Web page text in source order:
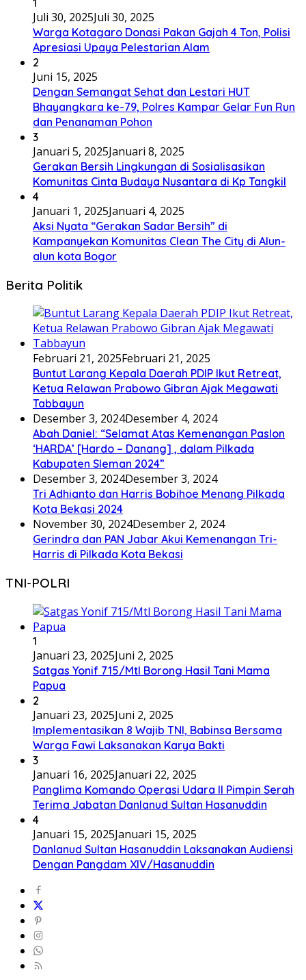
Juli 30, 2025Juli 30, 2025
Warga Kotagaro Donasi Pakan Gajah 4 Ton, Polisi
Apresiasi Upaya Pelestarian Alam
2
Juni 15, 2025
Dengan Semangat Sehat dan Lestari HUT
Bhayangkara ke-79, Polres Kampar Gelar Fun Run
dan Penanaman Pohon
3
Januari 5, 2025Januari 8, 2025
Gerakan Bersih Lingkungan di Sosialisasikan
Komunitas Cinta Budaya Nusantara di Kp Tangkil
4
Januari 1, 2025Januari 4, 2025
Aksi Nyata “Gerakan Sadar Bersih” di
Kampanyekan Komunitas Clean The City di Alun-
alun kota Bogor
Berita Politik
Februari 21, 2025Februari 21, 2025
Buntut Larang Kepala Daerah PDIP Ikut Retreat,
Ketua Relawan Prabowo Gibran Ajak Megawati
Tabbayun
Desember 3, 2024Desember 4, 2024
Abah Daniel: “Selamat Atas Kemenangan Paslon
‘HARDA’ [Hardo – Danang] , dalam Pilkada
Kabupaten Sleman 2024”
Desember 3, 2024Desember 3, 2024
Tri Adhianto dan Harris Bobihoe Menang Pilkada
Kota Bekasi 2024
November 30, 2024Desember 2, 2024
Gerindra dan PAN Jabar Akui Kemenangan Tri-
Harris di Pilkada Kota Bekasi
TNI-POLRI
1
Januari 23, 2025Juni 2, 2025
Satgas Yonif 715/Mtl Borong Hasil Tani Mama
Papua
2
Januari 23, 2025Juni 2, 2025
Implementasikan 8 Wajib TNI, Babinsa Bersama
Warga Fawi Laksanakan Karya Bakti
3
Januari 16, 2025Januari 22, 2025
Panglima Komando Operasi Udara II Pimpin Serah
Terima Jabatan Danlanud Sultan Hasanuddin
4
Januari 15, 2025Januari 15, 2025
Danlanud Sultan Hasanuddin Laksanakan Audiensi
Dengan Pangdam XIV/Hasanuddin